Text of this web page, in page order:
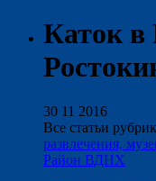
Каток в
30 11 2016
Все статьи
развлечения,
Район ВДНХ